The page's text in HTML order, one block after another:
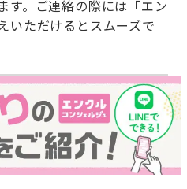
す。ご連絡の際には「エン
いただけるとスムーズで